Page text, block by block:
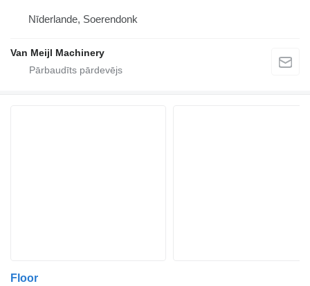
Nīderlande, Soerendonk
Van Meijl Machinery
Floor